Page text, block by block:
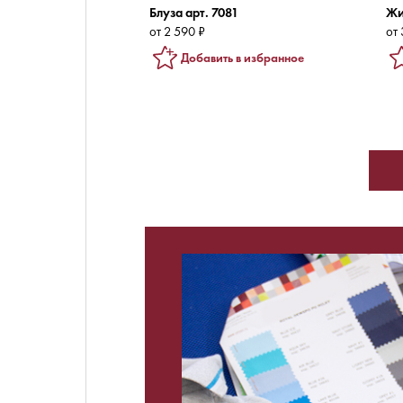
Блуза арт. 7081
от 2 590 ₽
Добавить в избранное
от